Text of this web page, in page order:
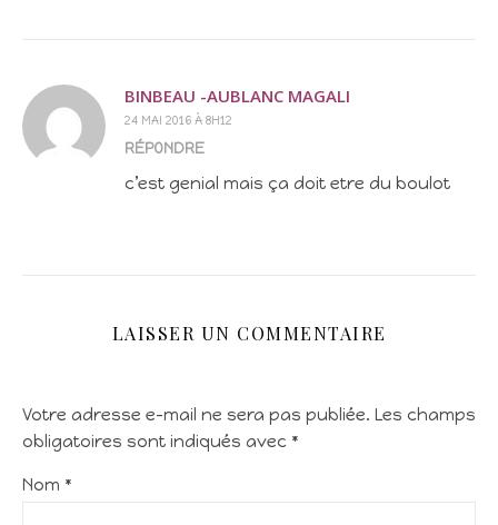
BINBEAU -AUBLANC MAGALI
24 MAI 2016 À 8H12
RÉPONDRE
c’est genial mais ça doit etre du boulot
LAISSER UN COMMENTAIRE
Votre adresse e-mail ne sera pas publiée. Les champs
obligatoires sont indiqués avec *
Nom *